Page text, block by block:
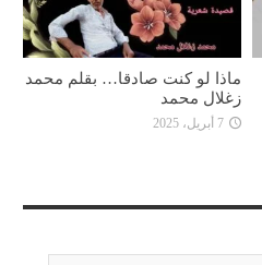
ماذا لو كنت صادقا… بقلم محمد
زغلال محمد
7 أبريل، 2025